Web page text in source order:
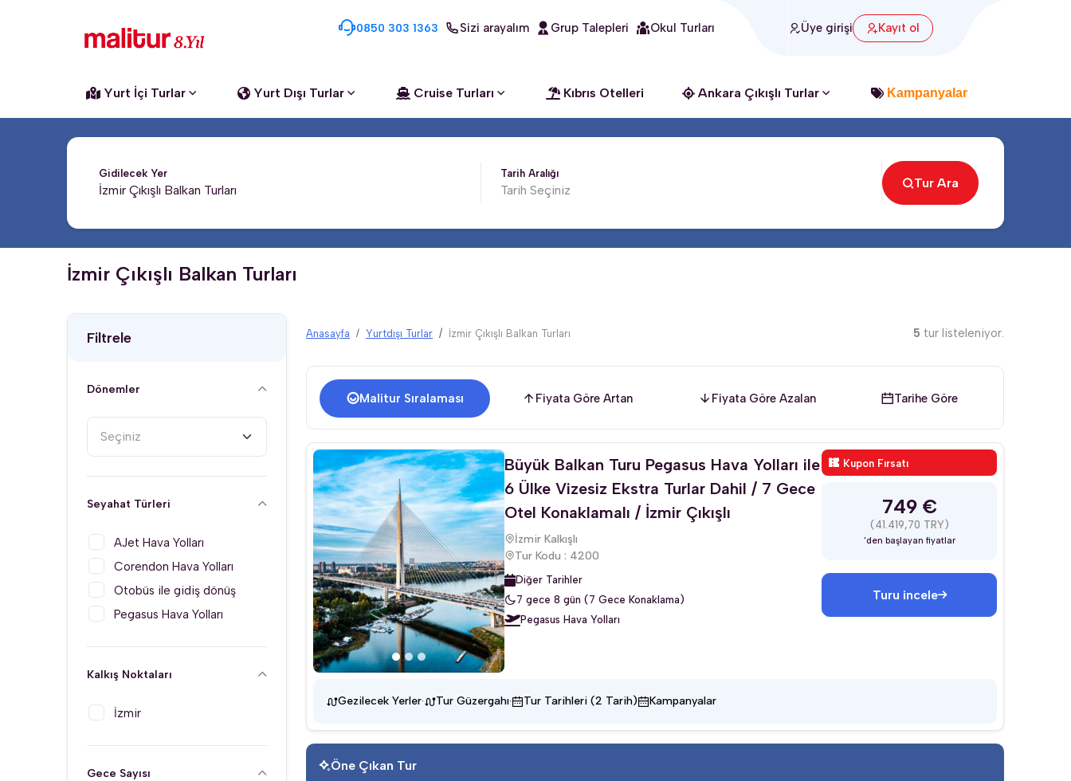
0850 303 1363 Sizi arayalım Grup Talepleri Okul Turları Üye girişi Kayıt ol
Yurt İçi Turlar Yurt Dışı Turlar Cruise Turları Kıbrıs Otelleri Ankara Çıkışlı Turlar Kampanyalar
Gidilecek Yer Tarih Aralığı
Tur Ara
İzmir Çıkışlı Balkan Turları
Filtrele
Dönemler
Seçiniz
Seyahat Türleri
AJet Hava Yolları
Corendon Hava Yolları
Otobüs ile gidiş dönüş
Pegasus Hava Yolları
Kalkış Noktaları
İzmir
Gece Sayısı
Anasayfa Yurtdışı Turlar İzmir Çıkışlı Balkan Turları 5 tur listeleniyor.
Malitur Sıralaması Fiyata Göre Artan Fiyata Göre Azalan Tarihe Göre
Büyük Balkan Turu Pegasus Hava Yolları ile
6 Ülke Vizesiz Ekstra Turlar Dahil / 7 Gece
Otel Konaklamalı / İzmir Çıkışlı
İzmir Kalkışlı
Tur Kodu : 4200
Diğer Tarihler
7 gece 8 gün (7 Gece Konaklama)
Pegasus Hava Yolları
Kupon Fırsatı
749 €
(41.419,70 TRY)
'den başlayan fiyatlar
Turu incele
Gezilecek Yerler· Tur Güzergahı· Tur Tarihleri (2 Tarih) Kampanyalar
Öne Çıkan Tur